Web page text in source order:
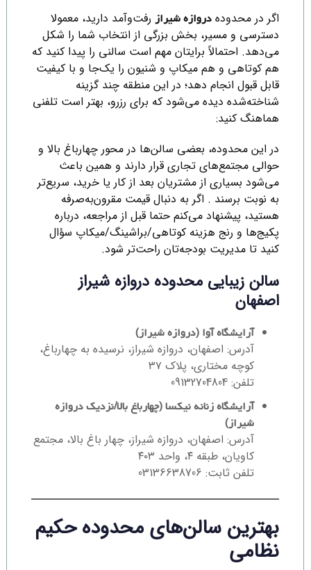
اگر در محدوده دروازه شیراز رفت‌وآمد دارید، معمولا
دسترسی و مسیر، بخش بزرگی از انتخاب شما را شکل
می‌دهد. احتمالاً برایتان مهم است سالنی را پیدا کنید که
هم کوتاهی و هم میکاپ و شنیون را یک‌جا و با کیفیت
قابل قبول انجام دهد؛ در این منطقه چند گزینه
شناخته‌شده دیده می‌شود که برای رزرو، بهتر است تلفنی
هماهنگ کنید:
در این محدوده، بعضی سالن‌ها در محور چهارباغ بالا و
حوالی مجتمع‌های تجاری قرار دارند و همین باعث
می‌شود بسیاری از مشتریان بعد از کار یا خرید، سریع‌تر
به نوبت برسند . اگر به دنبال قیمت مقرون‌به‌صرفه
هستید، پیشنهاد می‌کنم حتما قبل از مراجعه، درباره
پکیج‌ها و رنج هزینه کوتاهی/براشینگ/میکاپ سؤال
کنید تا مدیریت بودجه‌تان راحت‌تر شود.
سالن زیبایی محدوده دروازه شیراز
اصفهان
آرایشگاه آوا (دروازه شیراز)
آدرس: اصفهان، دروازه شیراز، نرسیده به چهارباغ،
کوچه مختاری، پلاک ۳۷
تلفن: 09132704804
آرایشگاه زنانه نیکسا (چهارباغ بالا/نزدیک دروازه
شیراز)
آدرس: اصفهان، دروازه شیراز، چهار باغ بالا، مجتمع
کاویان، طبقه ۴، واحد ۴۰۳
تلفن ثابت: 03136638706
بهترین سالن‌های محدوده حکیم
نظامی